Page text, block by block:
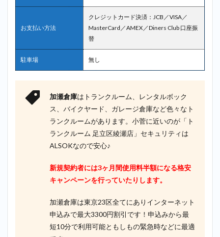
お支払い方法
クレジットカード決済：JCB／VISA／
MasterCard／AMEX／Diners Club 口座振
替
駐車場 無し
加瀬倉庫はトランクルーム、レンタルボック
ス、バイクヤード、ガレージ倉庫など色々なト
ランクルームがあります。小菅に近いのが「ト
ランクルーム 足立区綾瀬店」セキュリティは
ALSOKなので安心♪
新規契約者には3ヶ月間使用料半額になる格安
キャンペーンを行っていたりします。
加瀬倉庫は東京23区全てにありインターネット
申込みで最大3300円割引です！申込みから最
短10分で利用可能ともしもの緊急時などに最適